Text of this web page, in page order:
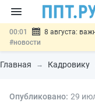
00:01
8 августа:
#новости
07.08 Подписан закон о
«Честный знак»#новости
07.08 Госпошлину за
Главная Кадровику
Опубликовано: 29